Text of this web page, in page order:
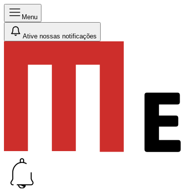
Menu
Ative nossas notificações